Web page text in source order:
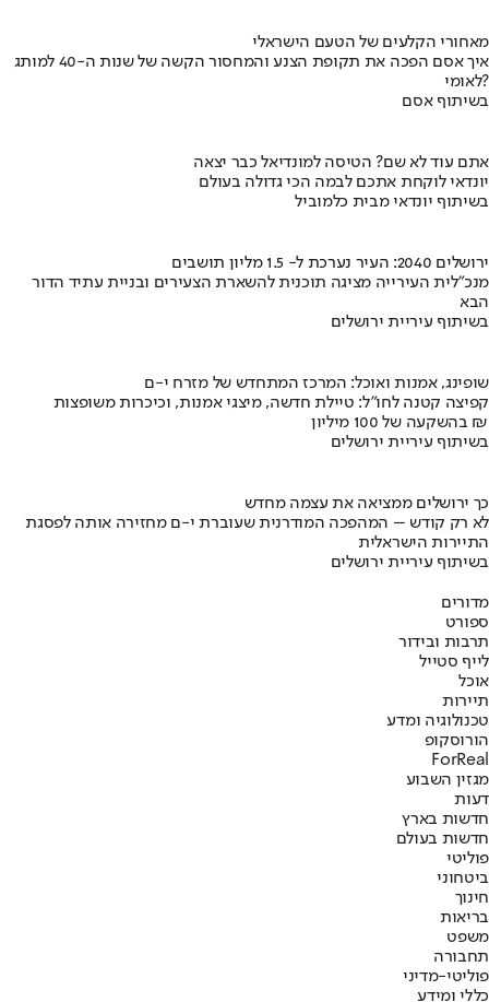
מאחורי הקלעים של הטעם הישראלי
איך אסם הפכה את תקופת הצנע והמחסור הקשה של שנות ה-40 למותג
לאומי?
בשיתוף אסם
אתם עוד לא שם? הטיסה למונדיאל כבר יצאה
יונדאי לוקחת אתכם לבמה הכי גדולה בעולם
בשיתוף יונדאי מבית כלמוביל
ירושלים 2040: העיר נערכת ל- 1.5 מליון תושבים
מנכ"לית העירייה מציגה תוכנית להשארת הצעירים ובניית עתיד הדור
הבא
בשיתוף עיריית ירושלים
שופינג, אמנות ואוכל: המרכז המתחדש של מזרח י-ם
קפיצה קטנה לחו"ל: טיילת חדשה, מיצגי אמנות, וכיכרות משופצות
בהשקעה של 100 מיליון ₪
בשיתוף עיריית ירושלים
כך ירושלים ממציאה את עצמה מחדש
לא רק קודש – המהפכה המודרנית שעוברת י-ם מחזירה אותה לפסגת
התיירות הישראלית
בשיתוף עיריית ירושלים
מדורים
ספורט
תרבות ובידור
לייף סטייל
אוכל
תיירות
טכנולוגיה ומדע
הורוסקופ
ForReal
מגזין השבוע
דעות
חדשות בארץ
חדשות בעולם
פוליטי
ביטחוני
חינוך
בריאות
משפט
תחבורה
פוליטי-מדיני
כללי ומידע